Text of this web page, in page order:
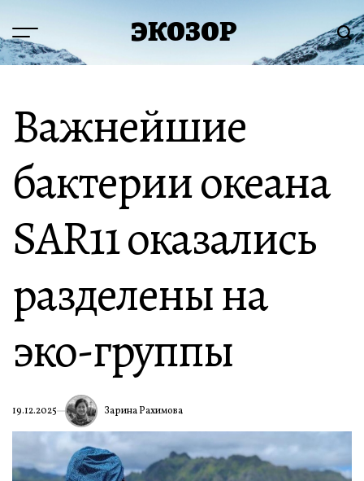
содержимому
Меню ЭКОЗОР
Важнейшие
бактерии океана
SAR11 оказались
разделены на
эко-группы
19.12.2025 Зарина Рахимова